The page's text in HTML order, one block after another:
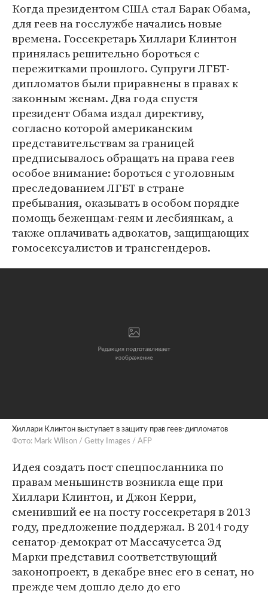
Когда президентом США стал Барак Обама,
для геев на госслужбе начались новые
времена. Госсекретарь Хиллари Клинтон
принялась решительно бороться с
пережитками прошлого. Супруги ЛГБТ-
дипломатов были приравнены в правах к
законным женам. Два года спустя
президент Обама издал директиву,
согласно которой американским
представительствам за границей
предписывалось обращать на права геев
особое внимание: бороться с уголовным
преследованием ЛГБТ в стране
пребывания, оказывать в особом порядке
помощь беженцам-геям и лесбиянкам, а
также оплачивать адвокатов, защищающих
гомосексуалистов и трансгендеров.
Хиллари Клинтон выступает в защиту прав геев-дипломатов
Фото: Mark Wilson / Getty Images / AFP
Идея создать пост спецпосланника по
правам меньшинств возникла еще при
Хиллари Клинтон, и Джон Керри,
сменивший ее на посту госсекретаря в 2013
году, предложение поддержал. В 2014 году
сенатор-демократ от Массачусетса Эд
Марки представил соответствующий
законопроект, в декабре внес его в сенат, но
прежде чем дошло дело до его